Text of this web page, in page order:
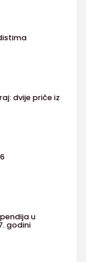
dvije priče iz
u
godini